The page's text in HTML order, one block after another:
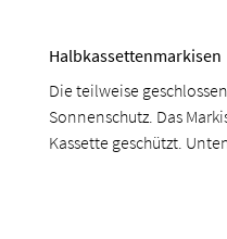
Halbkassettenmarkisen
Die teilweise
Sonnenschutz. Das
Kassette geschützt.